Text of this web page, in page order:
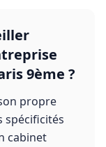
9ème ?
propre
spécificités
cabinet